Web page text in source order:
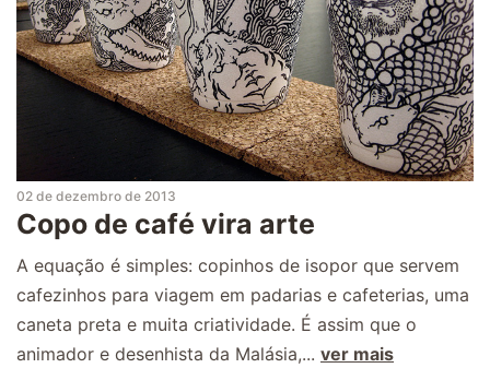
02 de dezembro de 2013
Copo de café vira arte
A equação é simples: copinhos de isopor que servem
cafezinhos para viagem em padarias e cafeterias, uma
caneta preta e muita criatividade. É assim que o
animador e desenhista da Malásia,... ver mais